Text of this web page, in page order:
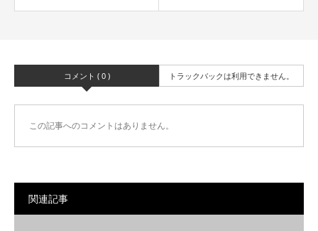
コメント ( 0 ) トラックバックは利用できません。
この記事へのコメントはありません。
関連記事